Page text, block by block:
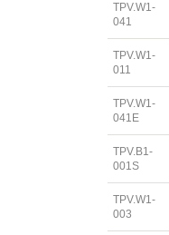
TPV.W1-
041
TPV.W1-
011
TPV.W1-
041E
TPV.B1-
001S
TPV.W1-
003